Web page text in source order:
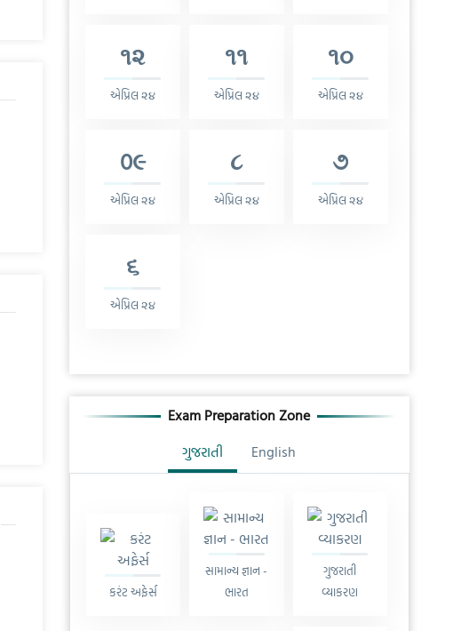
૧૨
એપ્રિલ ૨૪
૧૧
એપ્રિલ ૨૪
૧૦
એપ્રિલ ૨૪
0૯
એપ્રિલ ૨૪
૮
એપ્રિલ ૨૪
૭
એપ્રિલ ૨૪
૬
એપ્રિલ ૨૪
Exam Preparation Zone
ગુજરાતી
English
કરંટ અફેર્સ
સામાન્ય જ્ઞાન -
ભારત
ગુજરાતી
વ્યાકરણ